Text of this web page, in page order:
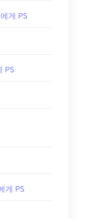
게 PS
PS
게 PS